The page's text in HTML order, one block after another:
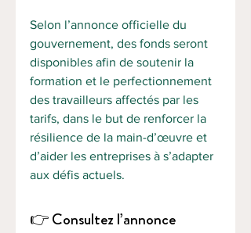
Selon l’annonce officielle du
gouvernement, des fonds seront
disponibles afin de soutenir la
formation et le perfectionnement
des travailleurs affectés par les
tarifs, dans le but de renforcer la
résilience de la main-d’œuvre et
d’aider les entreprises à s’adapter
aux défis actuels.
👉 Consultez l’annonce